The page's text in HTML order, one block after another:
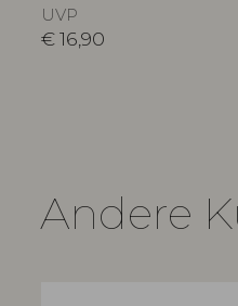
UVP
€ 16,90
Andere